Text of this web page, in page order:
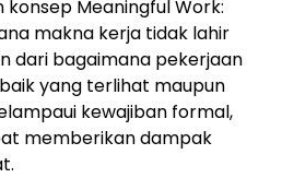
Meaningful Work:
makna kerja tidak lahir
dari bagaimana pekerjaan
yang terlihat maupun
kewajiban formal,
memberikan dampak